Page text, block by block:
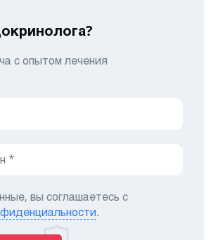
с опытом лечения
вы соглашаетесь с
.